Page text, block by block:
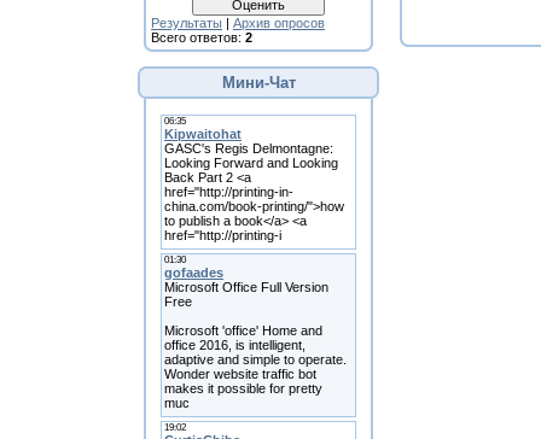
Результаты | Архив опросов
Всего ответов: 2
Мини-Чат